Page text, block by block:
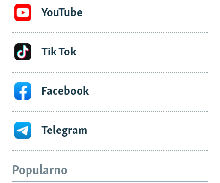
YouTube
Tik Tok
Facebook
Telegram
Popularno